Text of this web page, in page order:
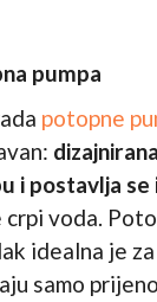
pumpa
potopne
i postavlja se
crpi voda.
idealna je
samo